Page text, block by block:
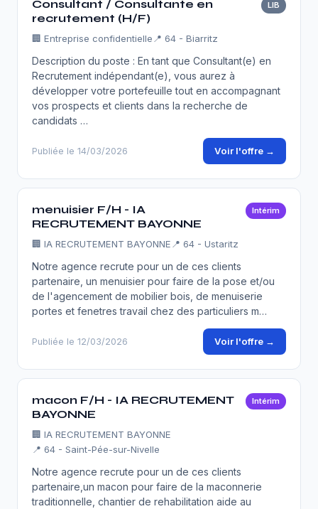
Consultant / Consultante en
recrutement (H/F)
LIB
🏢 Entreprise confidentielle 📍 64 - Biarritz
Description du poste : En tant que Consultant(e) en
Recrutement indépendant(e), vous aurez à
développer votre portefeuille tout en accompagnant
vos prospects et clients dans la recherche de
candidats …
Publiée le 14/03/2026 Voir l'offre →
menuisier F/H - IA
RECRUTEMENT BAYONNE
Intérim
🏢 IA RECRUTEMENT BAYONNE 📍 64 - Ustaritz
Notre agence recrute pour un de ces clients
partenaire, un menuisier pour faire de la pose et/ou
de l'agencement de mobilier bois, de menuiserie
portes et fenetres travail chez des particuliers m…
Publiée le 12/03/2026 Voir l'offre →
macon F/H - IA RECRUTEMENT
BAYONNE
Intérim
🏢 IA RECRUTEMENT BAYONNE
📍 64 - Saint-Pée-sur-Nivelle
Notre agence recrute pour un de ces clients
partenaire,un macon pour faire de la maconnerie
traditionnelle, chantier de rehabilitation aide au